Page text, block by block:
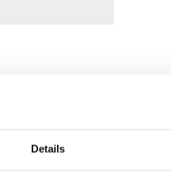
Details